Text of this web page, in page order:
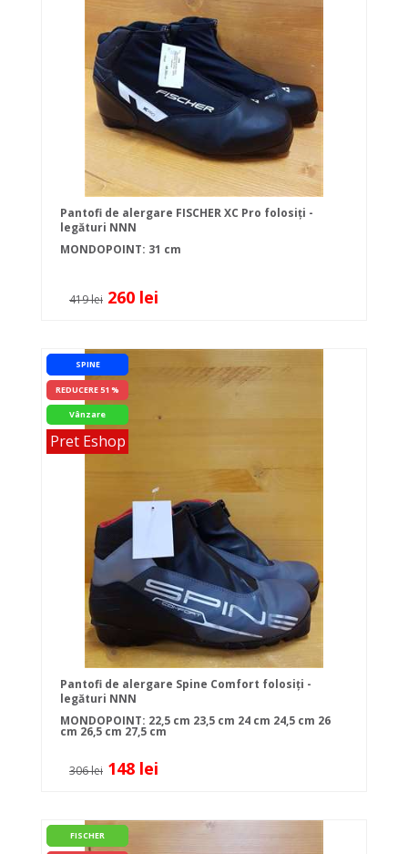
Pantofi de alergare FISCHER XC Pro folosiți -
legături NNN
MONDOPOINT: 31 cm
419 lei 260 lei
SPINE
REDUCERE 51 %
Vânzare
Pret Eshop
Pantofi de alergare Spine Comfort folosiți -
legături NNN
MONDOPOINT: 22,5 cm 23,5 cm 24 cm 24,5 cm 26
cm 26,5 cm 27,5 cm
306 lei 148 lei
FISCHER